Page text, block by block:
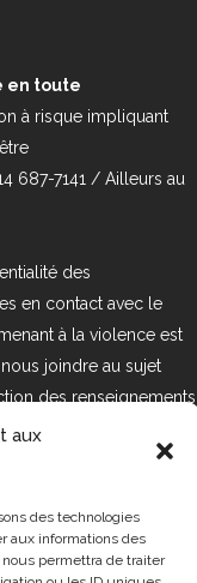
aux
des technologies
aux informations des
permettra de traiter
en toute
à risque impliquant
687-7141 / Ailleurs au
des
en contact avec le
à la violence est
joindre au sujet
des renseignements
avec
Pour en savoir